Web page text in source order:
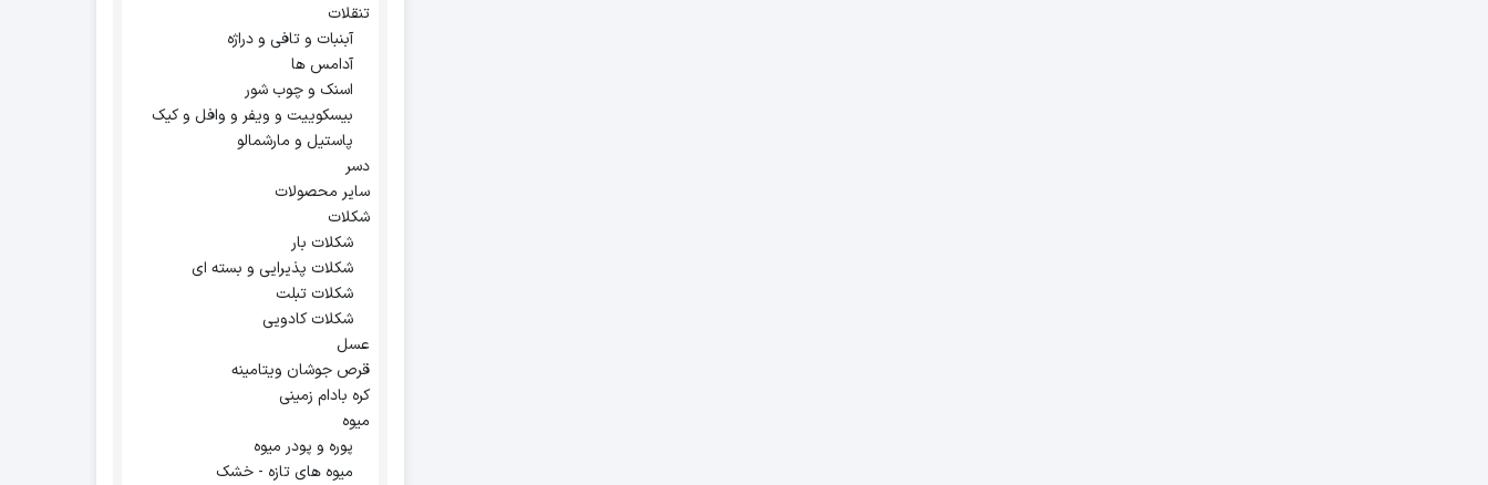
تنقلات
آبنبات و تافی و دراژه
آدامس ها
اسنک و چوب شور
بیسکوییت و ویفر و وافل و کیک
پاستیل و مارشمالو
دسر
سایر محصولات
شکلات
شکلات بار
شکلات پذیرایی و بسته ای
شکلات تبلت
شکلات کادویی
عسل
قرص جوشان ویتامینه
کره بادام زمینی
میوه
پوره و پودر میوه
میوه های تازه - خشک